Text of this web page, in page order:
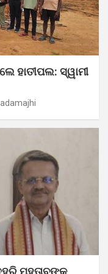
ହାତୀପଲ: ସ୍ୱାମୀ
ମହତାବଙ୍କୁ